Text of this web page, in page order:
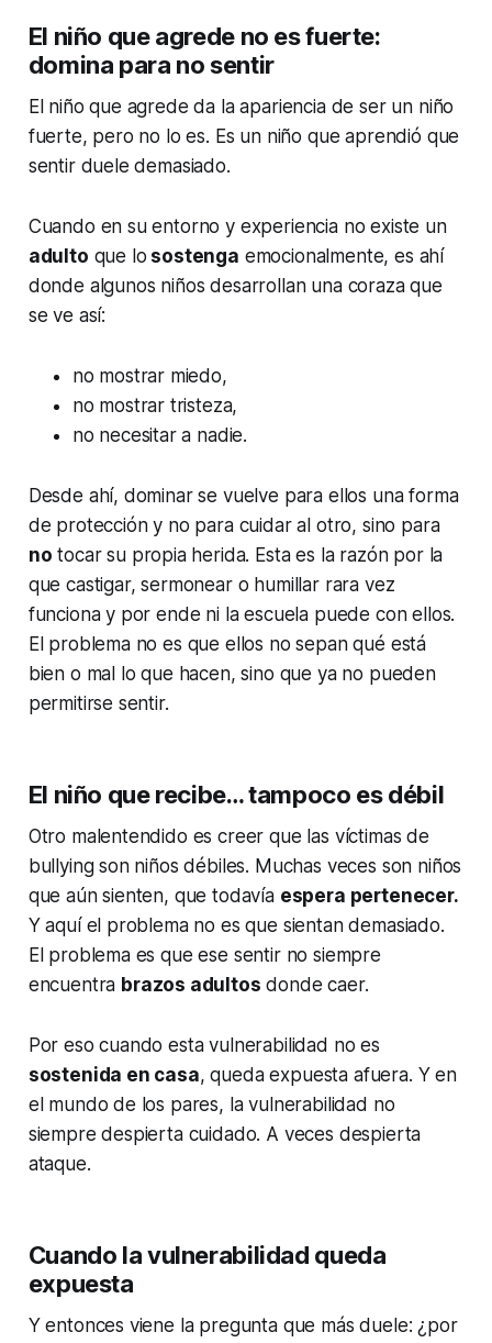
El niño que agrede no es fuerte:
domina para no sentir
El niño que agrede da la apariencia de ser un niño
fuerte, pero no lo es. Es un niño que aprendió que
sentir duele demasiado.
Cuando en su entorno y experiencia no existe un
adulto que lo sostenga emocionalmente, es ahí
donde algunos niños desarrollan una coraza que
se ve así:
no mostrar miedo,
no mostrar tristeza,
no necesitar a nadie.
Desde ahí, dominar se vuelve para ellos una forma
de protección y no para cuidar al otro, sino para
no tocar su propia herida. Esta es la razón por la
que castigar, sermonear o humillar rara vez
funciona y por ende ni la escuela puede con ellos.
El problema no es que ellos no sepan qué está
bien o mal lo que hacen, sino que ya no pueden
permitirse sentir.
El niño que recibe… tampoco es débil
Otro malentendido es creer que las víctimas de
bullying son niños débiles. Muchas veces son niños
que aún sienten, que todavía espera pertenecer.
Y aquí el problema no es que sientan demasiado.
El problema es que ese sentir no siempre
encuentra brazos adultos donde caer.
Por eso cuando esta vulnerabilidad no es
sostenida en casa, queda expuesta afuera. Y en
el mundo de los pares, la vulnerabilidad no
siempre despierta cuidado. A veces despierta
ataque.
Cuando la vulnerabilidad queda
expuesta
Y entonces viene la pregunta que más duele:¿por